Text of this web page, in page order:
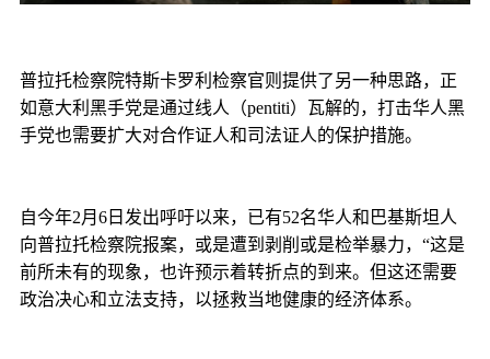
普拉托检察院特斯卡罗利检察官则提供了另一种思路，正
如意大利黑手党是通过线人（pentiti）瓦解的，打击华人黑
手党也需要扩大对合作证人和司法证人的保护措施。
自今年2月6日发出呼吁以来，已有52名华人和巴基斯坦人
向普拉托检察院报案，或是遭到剥削或是检举暴力，“这是
前所未有的现象，也许预示着转折点的到来。但这还需要
政治决心和立法支持，以拯救当地健康的经济体系。